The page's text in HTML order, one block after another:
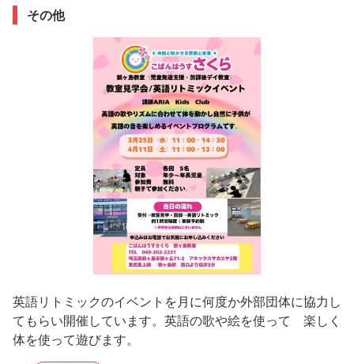
その他
英語リトミックのイベントを月に何度か外部団体に協力し
てもらい開催しています。英語の歌や絵を使って 楽しく
体を使って遊びます。